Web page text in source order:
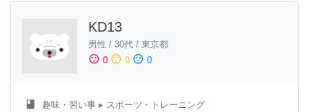
KD13
男性 / 30代 / 東京都
sentiment_satisfied 0 sentiment_neutral 0 sentiment_dissatisfied 0
class 趣味・習い事 ▸ スポーツ・トレーニング